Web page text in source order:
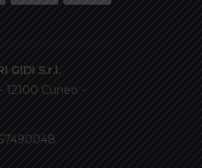
GIDI S.r.l.
12100 Cuneo -